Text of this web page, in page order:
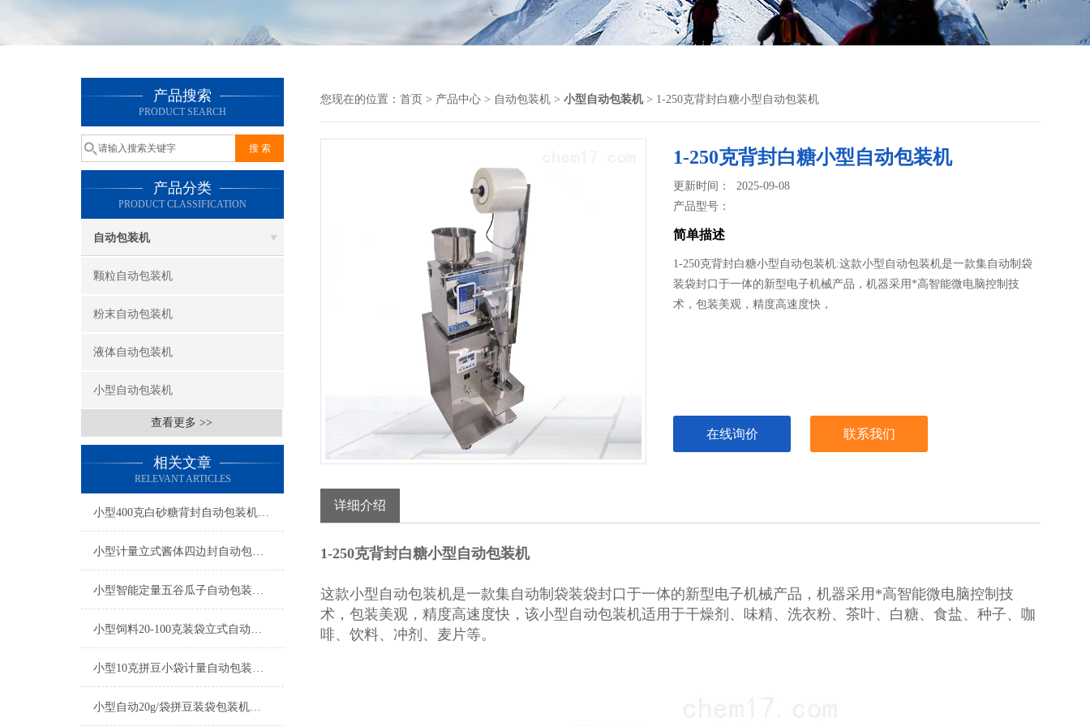
产品搜索
PRODUCT SEARCH
产品分类
PRODUCT CLASSIFICATION
自动包装机
颗粒自动包装机
粉末自动包装机
液体自动包装机
小型自动包装机
查看更多 >>
相关文章
RELEVANT ARTICLES
小型400克白砂糖背封自动包装机厂家
小型计量立式酱体四边封自动包装机厂家
小型智能定量五谷瓜子自动包装机产品简介
小型饲料20-100克装袋立式自动包装机厂家
小型10克拼豆小袋计量自动包装机产品简介
小型自动20g/袋拼豆装袋包装机厂家
您现在的位置： 首页 > 产品中心 > 自动包装机 > 小型自动包装机> 1-250克背封白糖小型自动包装机
1-250克背封白糖小型自动包装机
更新时间： 2025-09-08
产品型号：
简单描述
1-250克背封白糖小型自动包装机:这款小型自动包装机是一款集自动制袋
装袋封口于一体的新型电子机械产品，机器采用*高智能微电脑控制技
术，包装美观，精度高速度快，
在线询价 联系我们
详细介绍
1-250克背封白糖小型自动包装机
这款小型自动包装机是一款集自动制袋装袋封口于一体的新型电子机械产品，机器采用*高智能微电脑控制技
术，包装美观，精度高速度快，该小型自动包装机适用于干燥剂、味精、洗衣粉、茶叶、白糖、食盐、种子、咖
啡、饮料、冲剂、麦片等。